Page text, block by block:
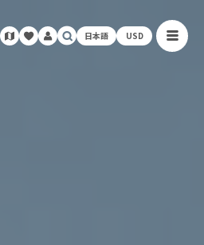
日本語 USD